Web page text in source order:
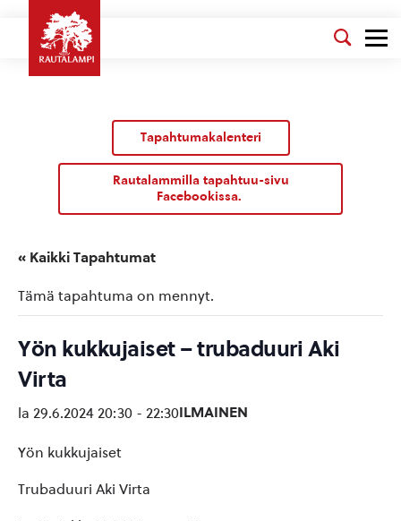
Tapahtumakalenteri
Rautalammilla tapahtuu-sivu
Facebookissa.
« Kaikki Tapahtumat
Tämä tapahtuma on mennyt.
Yön kukkujaiset – trubaduuri Aki
Virta
la 29.6.2024 20:30 - 22:30ILMAINEN
Yön kukkujaiset
Trubaduuri Aki Virta